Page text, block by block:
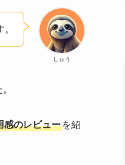
しゅう
感のレビュー を紹